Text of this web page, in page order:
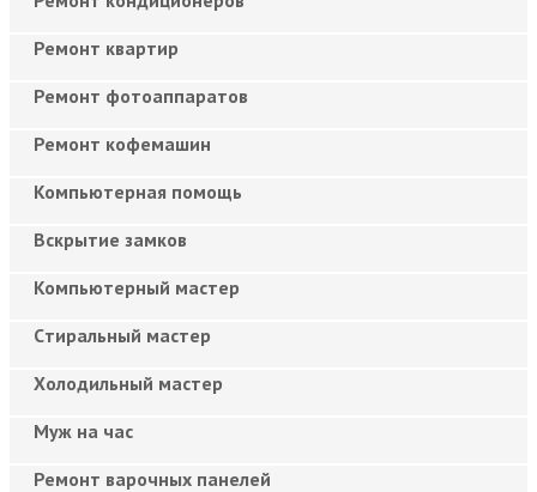
Ремонт квартир
Ремонт фотоаппаратов
Ремонт кофемашин
Компьютерная помощь
Вскрытие замков
Компьютерный мастер
Cтиральный мастер
Холодильный мастер
Муж на час
Ремонт варочных панелей